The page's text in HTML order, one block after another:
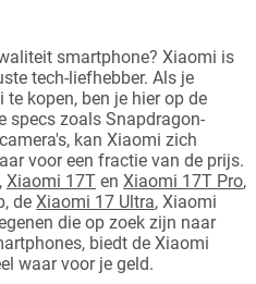
smartphone? Xiaomi is
tech-liefhebber. Als je
kopen, ben je hier op de
specs zoals Snapdragon-
kan Xiaomi zich
voor een fractie van de prijs.
, Xiaomi 17T en Xiaomi 17T Pro,
de Xiaomi 17 Ultra, Xiaomi
die op zoek zijn naar
biedt de Xiaomi
waar voor je geld.